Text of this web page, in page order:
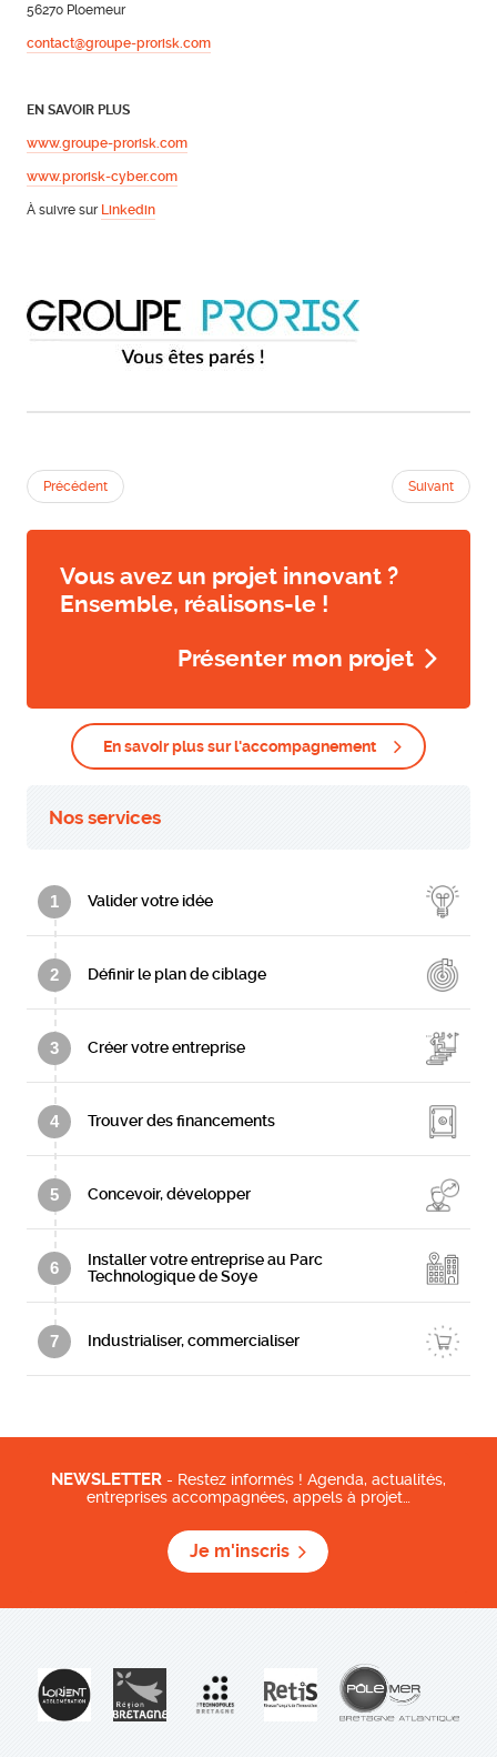
56270 Ploemeur
contact@groupe-prorisk.com
EN SAVOIR PLUS
www.groupe-prorisk.com
www.prorisk-cyber.com
À suivre sur Linkedin
Précédent Suivant
Vous avez un projet innovant ?
Ensemble, réalisons-le !
Présenter mon projet
En savoir plus sur l'accompagnement
Nos services
1 Valider votre idée
2 Définir le plan de ciblage
3 Créer votre entreprise
4 Trouver des financements
5 Concevoir, développer
6
Installer votre entreprise au Parc
Technologique de Soye
7 Industrialiser, commercialiser
NEWSLETTER - Restez informés ! Agenda, actualités,
entreprises accompagnées, appels à projet…
Je m'inscris